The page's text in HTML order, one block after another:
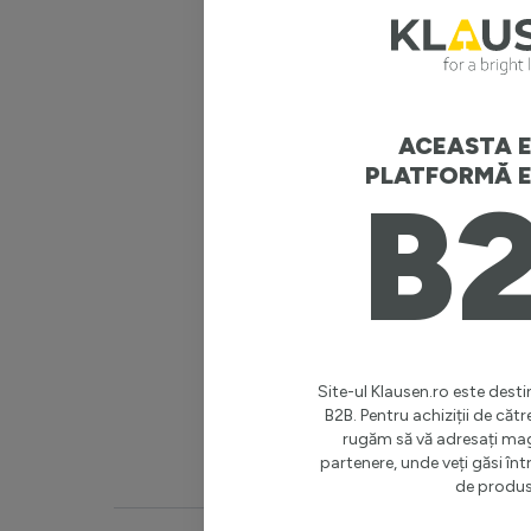
Tip led
Flux
Durată
Tonuri
Vezi mai
ACEASTA
PLATFORMĂ
Site-ul Klausen.ro este
B2B. Pentru achiziții de
rugăm să vă adresați
partenere, unde veți găsi
de